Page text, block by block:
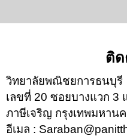
ติด
วิทยาลัยพณิชยการธนบุรี
เลขที่ 20 ซอยบางแวก 3
ภาษีเจริญ กรุงเทพมหาน
อีเมล :